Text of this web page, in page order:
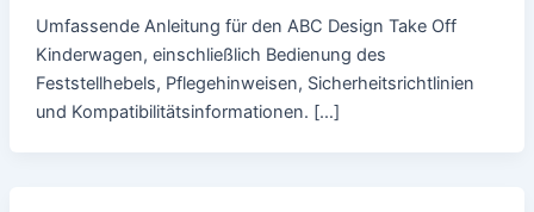
Umfassende Anleitung für den ABC Design Take Off
Kinderwagen, einschließlich Bedienung des
Feststellhebels, Pflegehinweisen, Sicherheitsrichtlinien
und Kompatibilitätsinformationen. […]